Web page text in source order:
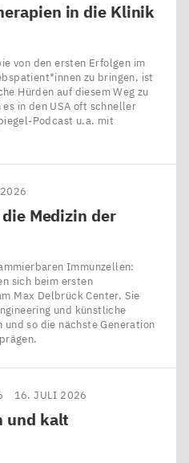
in die Klinik
von den ersten Erfolgen im
zu bringen, ist
Hürden auf diesem Weg zu
in den USA oft schneller
Podcast u.a. mit
Medizin der
Immunzellen:
sich beim ersten
Max Delbrück Center. Sie
und künstliche
so die nächste Generation
16. JULI 2026
und kalt